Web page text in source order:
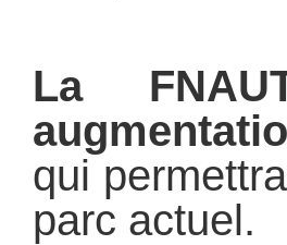
La
qui
parc actuel.